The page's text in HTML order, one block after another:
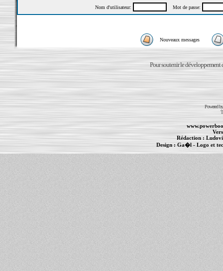
Nom d'utilisateur: Mot de passe:
Nouveaux messages
Pour soutenir le développement
Powered
Rédaction :
Design :Ga�l- Logo et
PowerBook MacBook Pro